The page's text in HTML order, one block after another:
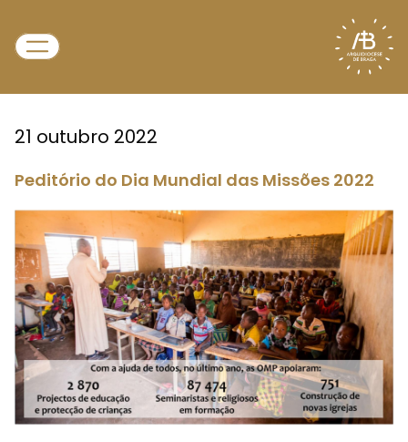
21 outubro 2022
Peditório do Dia Mundial das Missões 2022